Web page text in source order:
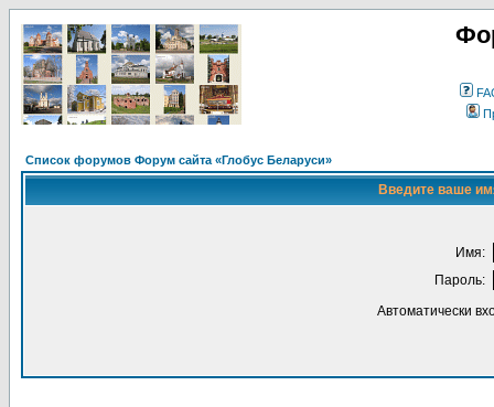
Список форумов Форум сайта «Глобус Беларуси»
Введите ваше
Имя:
Пароль:
Автоматически